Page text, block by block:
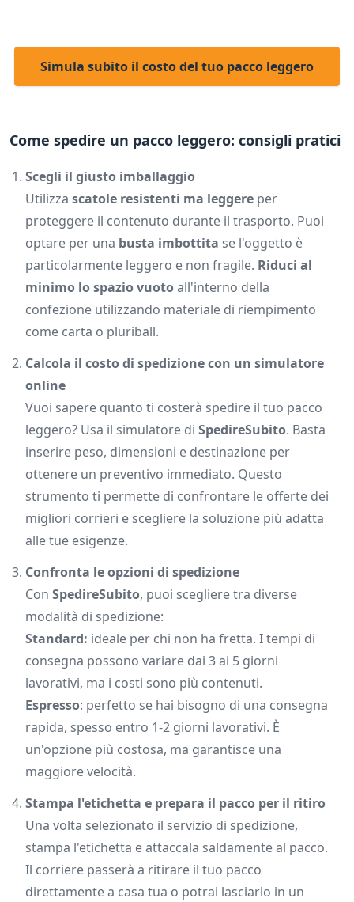
Simula subito il costo del tuo pacco leggero
Come spedire un pacco leggero: consigli pratici
Scegli il giusto imballaggio
Utilizza scatole resistenti ma leggere per
proteggere il contenuto durante il trasporto. Puoi
optare per una busta imbottita se l'oggetto è
particolarmente leggero e non fragile. Riduci al
minimo lo spazio vuotoall'interno della
confezione utilizzando materiale di riempimento
come carta o pluriball.
Calcola il costo di spedizione con un simulatore
online
Vuoi sapere quanto ti costerà spedire il tuo pacco
leggero? Usa il simulatore di SpedireSubito. Basta
inserire peso, dimensioni e destinazione per
ottenere un preventivo immediato. Questo
strumento ti permette di confrontare le offerte dei
migliori corrieri e scegliere la soluzione più adatta
alle tue esigenze.
Confronta le opzioni di spedizione
Con SpedireSubito, puoi scegliere tra diverse
modalità di spedizione:
Standard: ideale per chi non ha fretta. I tempi di
consegna possono variare dai 3 ai 5 giorni
lavorativi, ma i costi sono più contenuti.
Espresso: perfetto se hai bisogno di una consegna
rapida, spesso entro 1-2 giorni lavorativi. È
un'opzione più costosa, ma garantisce una
maggiore velocità.
Stampa l'etichetta e prepara il pacco per il ritiro
Una volta selezionato il servizio di spedizione,
stampa l'etichetta e attaccala saldamente al pacco.
Il corriere passerà a ritirare il tuo pacco
direttamente a casa tua o potrai lasciarlo in un